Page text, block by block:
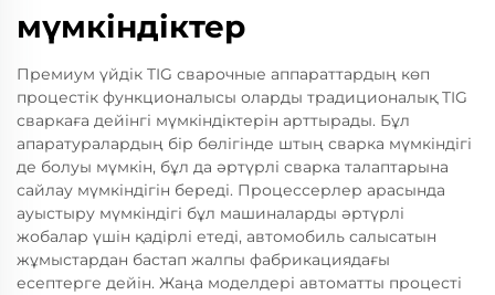
мүмкіндіктер
Премиум үйдік TIG сварочные аппараттардың көп
процестік функционалысы оларды традиционалық TIG
сваркаға дейінгі мүмкіндіктерін арттырады. Бұл
апаратуралардың бір бөлігінде штың сварка мүмкіндігі
де болуы мүмкін, бұл да әртүрлі сварка талаптарына
сайлау мүмкіндігін береді. Процессерлер арасында
ауыстыру мүмкіндігі бұл машиналарды әртүрлі
жобалар үшін қадірлі етеді, автомобиль салысатын
жұмыстардан бастап жалпы фабрикациядағы
есептерге дейін. Жаңа моделдері автоматты процесті